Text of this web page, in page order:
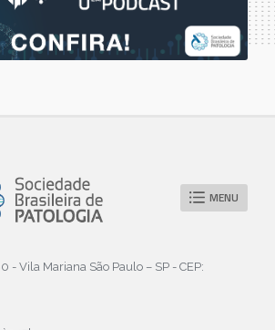
MENU
- Vila Mariana São Paulo – SP - CEP: